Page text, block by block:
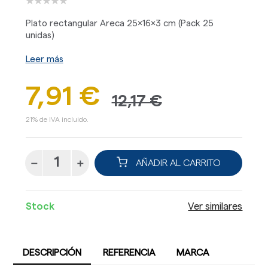
Plato rectangular Areca 25x16x3 cm (Pack 25
unidas)
Leer más
7,91 € 12,17 €
21% de IVA incluido.
AÑADIR AL CARRITO
Stock Ver similares
DESCRIPCIÓN REFERENCIA MARCA